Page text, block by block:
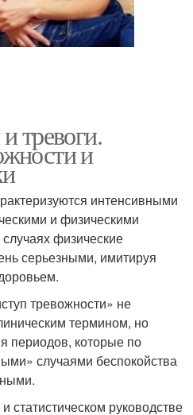
тревоги.
и
интенсивными
и физическими
физические
серьезными, имитируя
тревожности» не
термином, но
периодов, которые по
случаями беспокойства
статистическом руководстве